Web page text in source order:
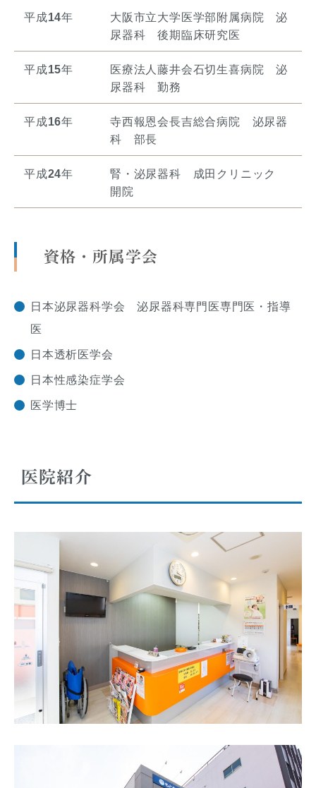
平成14年
大阪市立大学医学部附属病院 泌
尿器科 後期臨床研究医
平成15年
医療法人藤井会石切生喜病院 泌
尿器科 勤務
平成16年
寺西報恩会長吉総合病院 泌尿器
科 部長
平成24年
腎・泌尿器科 成田クリニック
開院
資格・所属学会
日本泌尿器科学会 泌尿器科専門医専門医・指導
医
日本透析医学会
日本性感染症学会
医学博士
医院紹介